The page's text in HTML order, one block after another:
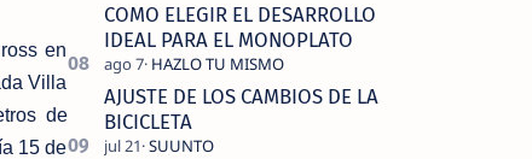
en
Villa
de
15 de
COMO ELEGIR EL DESARROLLO
IDEAL PARA EL MONOPLATO
AJUSTE DE LOS CAMBIOS DE LA
BICICLETA